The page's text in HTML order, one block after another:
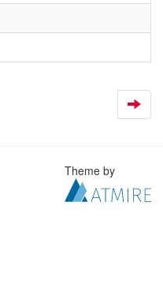
Theme by